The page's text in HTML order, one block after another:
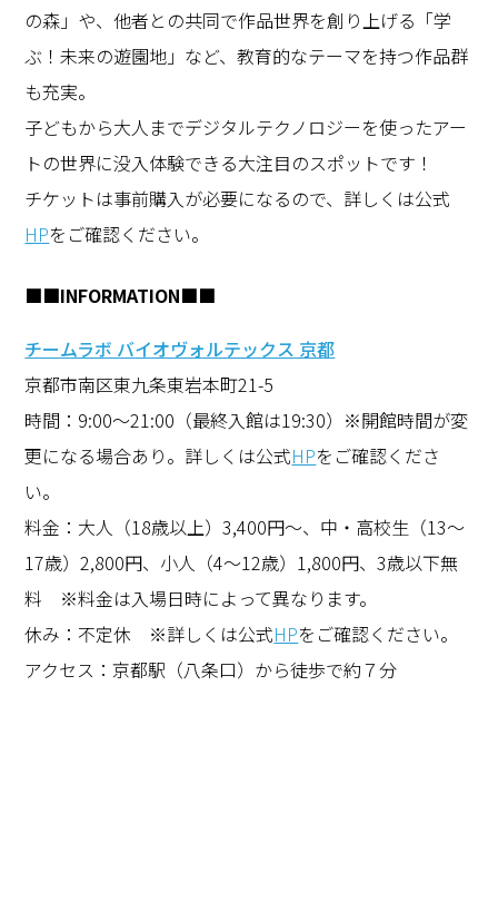
の森」や、他者との共同で作品世界を創り上げる「学
ぶ！未来の遊園地」など、教育的なテーマを持つ作品群
も充実。
子どもから大人までデジタルテクノロジーを使ったアー
トの世界に没入体験できる大注目のスポットです！
チケットは事前購入が必要になるので、詳しくは公式
HPをご確認ください。
■■INFORMATION■■
チームラボ バイオヴォルテックス 京都
京都市南区東九条東岩本町21-5
時間：9:00〜21:00（最終入館は19:30）※開館時間が変
更になる場合あり。詳しくは公式HPをご確認くださ
い。
料金：大人（18歳以上）3,400円〜、中・高校生（13〜
17歳）2,800円、小人（4〜12歳）1,800円、3歳以下無
料 ※料金は入場日時によって異なります。
休み：不定休 ※詳しくは公式HPをご確認ください。
アクセス：京都駅（八条口）から徒歩で約７分